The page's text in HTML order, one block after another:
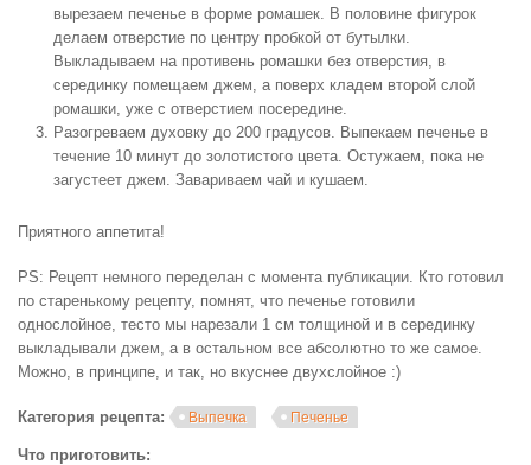
вырезаем печенье в форме ромашек. В половине фигурок
делаем отверстие по центру пробкой от бутылки.
Выкладываем на противень ромашки без отверстия, в
серединку помещаем джем, а поверх кладем второй слой
ромашки, уже с отверстием посередине.
Разогреваем духовку до 200 градусов. Выпекаем печенье в
течение 10 минут до золотистого цвета. Остужаем, пока не
загустеет джем. Завариваем чай и кушаем.
Приятного аппетита!
PS: Рецепт немного переделан с момента публикации. Кто готовил
по старенькому рецепту, помнят, что печенье готовили
однослойное, тесто мы нарезали 1 см толщиной и в серединку
выкладывали джем, а в остальном все абсолютно то же самое.
Можно, в принципе, и так, но вкуснее двухслойное :)
Категория рецепта: Выпечка Печенье
Что приготовить: